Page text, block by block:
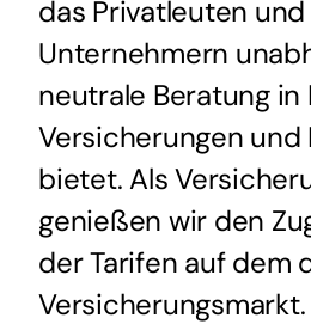
das Privatleuten und
Unternehmern
neutrale Beratung in
Versicherungen und
bietet. Als
genießen wir den
der Tarifen auf dem
Versicherungsmarkt.